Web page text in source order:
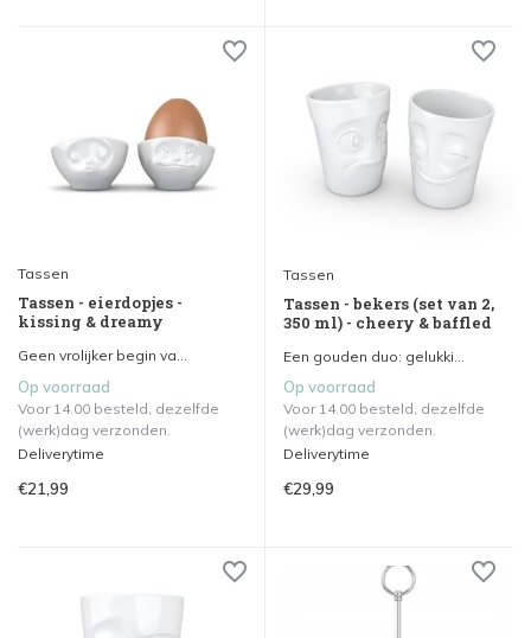
Tassen
Tassen - eierdopjes -
kissing & dreamy
Geen vrolijker begin va...
Op voorraad
Voor 14.00 besteld, dezelfde
(werk)dag verzonden.
Deliverytime
€21,99
Tassen
Tassen - bekers (set van 2,
350 ml) - cheery & baffled
Een gouden duo: gelukki...
Op voorraad
Voor 14.00 besteld, dezelfde
(werk)dag verzonden.
Deliverytime
€29,99